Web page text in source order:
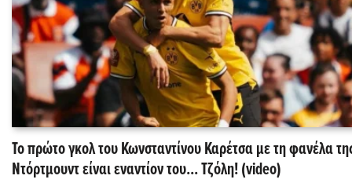
Το πρώτο γκολ του Κωνσταντίνου Καρέτσα με τη φανέλα
Ντόρτμουντ είναι εναντίον του... Τζόλη! (video)